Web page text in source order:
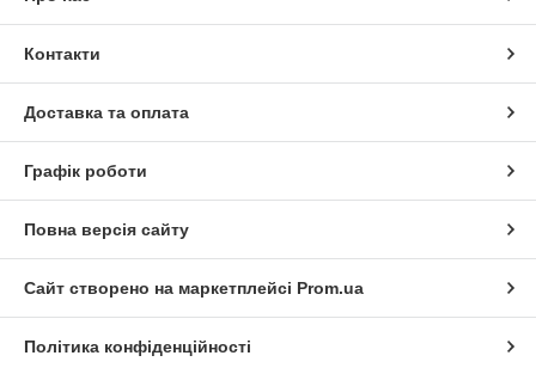
Контакти
Доставка та оплата
Графік роботи
Повна версія сайту
Сайт створено на маркетплейсі Prom.ua
Політика конфіденційності